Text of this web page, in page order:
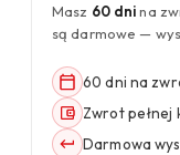
Masz 60 dnina
są darmowe —
60 dni na
Zwrot pełnej
Darmowa